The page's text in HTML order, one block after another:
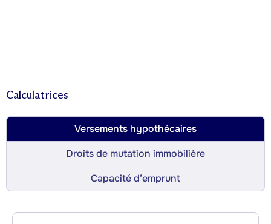
Calculatrices
Versements hypothécaires
Droits de mutation immobilière
Capacité d’emprunt